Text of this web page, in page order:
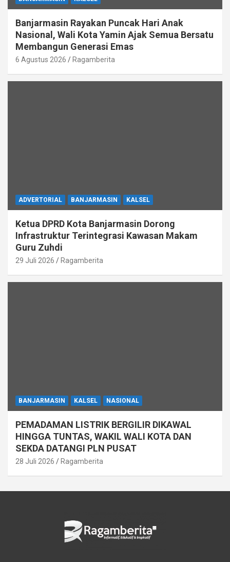
Banjarmasin Rayakan Puncak Hari Anak
Nasional, Wali Kota Yamin Ajak Semua Bersatu
Membangun Generasi Emas
6 Agustus 2026 Ragamberita
ADVERTORIAL BANJARMASIN KALSEL
Ketua DPRD Kota Banjarmasin Dorong
Infrastruktur Terintegrasi Kawasan Makam
Guru Zuhdi
29 Juli 2026 Ragamberita
BANJARMASIN KALSEL NASIONAL
PEMADAMAN LISTRIK BERGILIR DIKAWAL
HINGGA TUNTAS, WAKIL WALI KOTA DAN
SEKDA DATANGI PLN PUSAT
28 Juli 2026 Ragamberita